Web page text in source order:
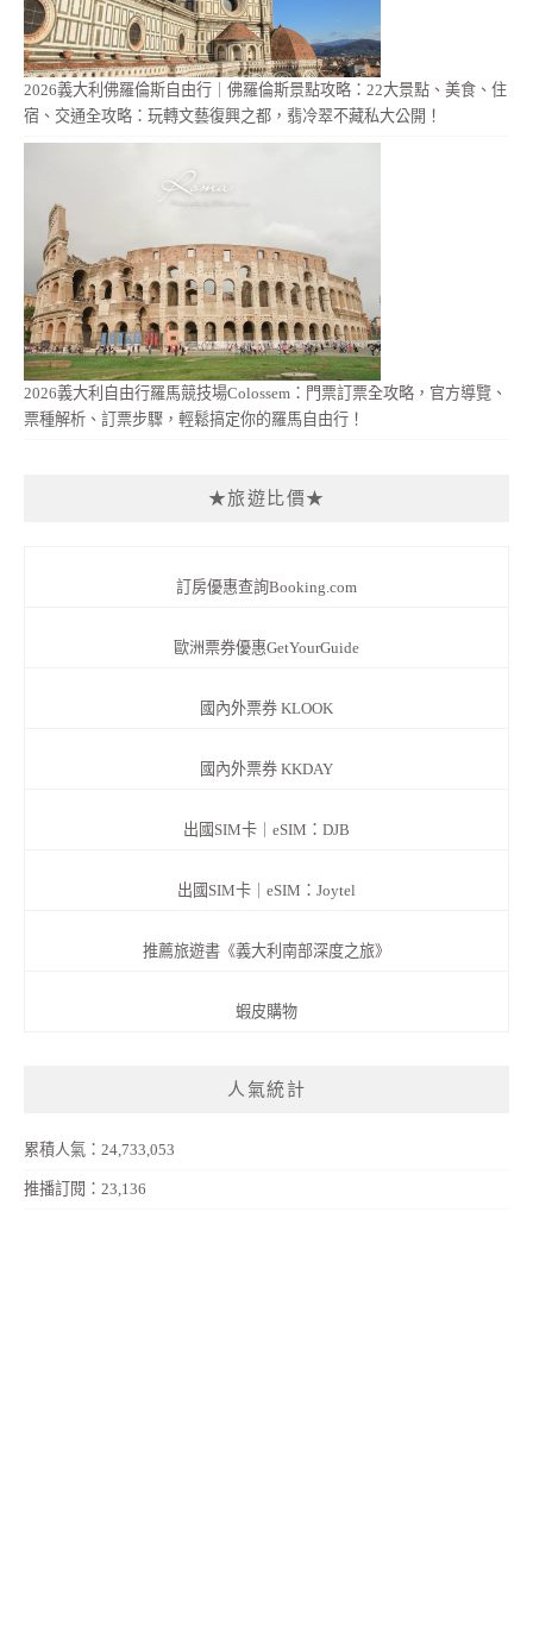
2026義大利佛羅倫斯自由行｜佛羅倫斯景點攻略：22大景點、美食、住
宿、交通全攻略：玩轉文藝復興之都，翡冷翠不藏私大公開！
2026義大利自由行羅馬競技場Colossem：門票訂票全攻略，官方導覽、
票種解析、訂票步驟，輕鬆搞定你的羅馬自由行！
★旅遊比價★
訂房優惠查詢Booking.com
歐洲票券優惠GetYourGuide
國內外票券 KLOOK
國內外票券 KKDAY
出國SIM卡｜eSIM：DJB
出國SIM卡｜eSIM：Joytel
推薦旅遊書《義大利南部深度之旅》
蝦皮購物
人氣統計
累積人氣：24,733,053
推播訂閱：23,136